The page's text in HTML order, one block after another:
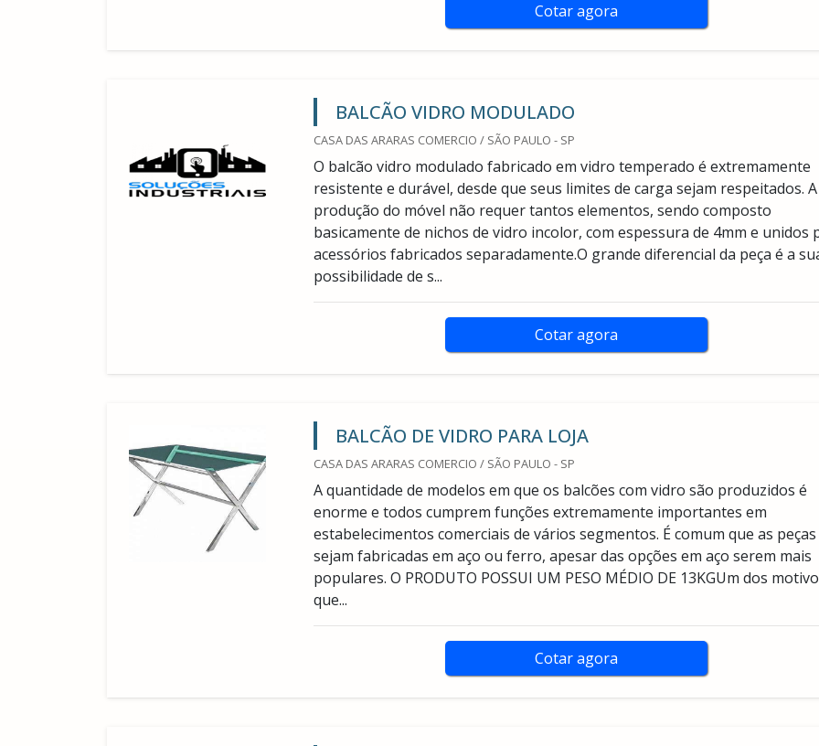
Cotar agora
BALCÃO VIDRO MODULADO
CASA DAS ARARAS COMERCIO / SÃO PAULO - SP
O balcão vidro modulado fabricado em vidro temperado é extremamente
resistente e durável, desde que seus limites de carga sejam respeitados. A
produção do móvel não requer tantos elementos, sendo composto
basicamente de nichos de vidro incolor, com espessura de 4mm e unidos
acessórios fabricados separadamente.O grande diferencial da peça é a
possibilidade de s...
Cotar agora
BALCÃO DE VIDRO PARA LOJA
CASA DAS ARARAS COMERCIO / SÃO PAULO - SP
A quantidade de modelos em que os balcões com vidro são produzidos é
enorme e todos cumprem funções extremamente importantes em
estabelecimentos comerciais de vários segmentos. É comum que as peças
sejam fabricadas em aço ou ferro, apesar das opções em aço serem mais
populares. O PRODUTO POSSUI UM PESO MÉDIO DE 13KGUm dos
que...
Cotar agora